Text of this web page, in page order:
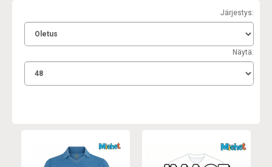
Järjestys:
Näytä: